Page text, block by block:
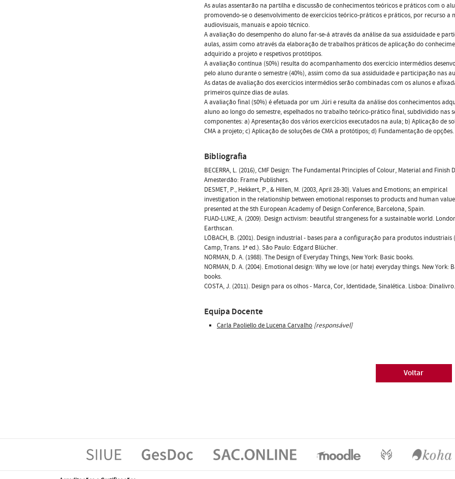
As aulas assentarão na partilha e discussão de conhecimentos teóricos e práticos com o
promovendo-se o desenvolvimento de exercícios teórico-práticos e práticos, por recurso a
audiovisuais, manuais e apoio técnico.
A avaliação do desempenho do aluno far-se-á através da análise da sua assiduidade e
aulas, assim como através da elaboração de trabalhos práticos de aplicação do
adquirido a projeto e respetivos protótipos.
A avaliação contínua (50%) resulta do acompanhamento dos exercício intermédios
pelo aluno durante o semestre (40%), assim como da sua assiduidade e participação nas
As datas de avaliação dos exercícios intermédios serão combinadas com os alunos e
primeiros quinze dias de aulas.
A avaliação final (50%) é efetuada por um Júri e resulta da análise dos conhecimentos
aluno ao longo do semestre, espelhados no trabalho teórico-prático final, subdividido nas
componentes: a) Apresentação dos vários exercícios executados na aula; b) Aplicação de
CMA a projeto; c) Aplicação de soluções de CMA a protótipos; d) Fundamentação de opções.
Bibliografia
BECERRA, L. (2016), CMF Design: The Fundamental Principles of Colour, Material and Finish
Amesterdão: Frame Publishers.
DESMET, P., Hekkert, P., & Hillen, M. (2003, April 28-30). Values and Emotions; an empirical
investigation in the relationship between emotional responses to products and human
presented at the 5th European Academy of Design Conference, Barcelona, Spain.
FUAD-LUKE, A. (2009). Design activism: beautiful strangeness for a sustainable world.
Earthscan.
LÖBACH, B. (2001). Design industrial - bases para a configuração para produtos industriais
Camp, Trans. 1ª ed.). São Paulo: Edgard Blücher.
NORMAN, D. A. (1988). The Design of Everyday Things, New York: Basic books.
NORMAN, D. A. (2004). Emotional design: Why we love (or hate) everyday things. New York:
books.
COSTA, J. (2011). Design para os olhos - Marca, Cor, Identidade, Sinalética. Lisboa: Dinalivro.
Equipa Docente
Carla Paoliello de Lucena Carvalho [responsável]
Voltar